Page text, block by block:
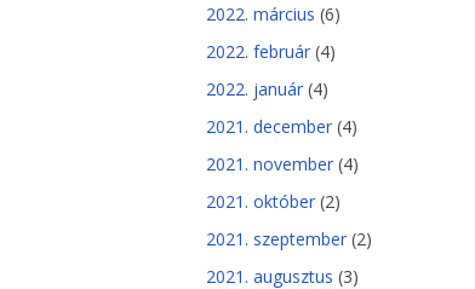
2022. március (6)
2022. február (4)
2022. január (4)
2021. december (4)
2021. november (4)
2021. október (2)
2021. szeptember (2)
2021. augusztus (3)